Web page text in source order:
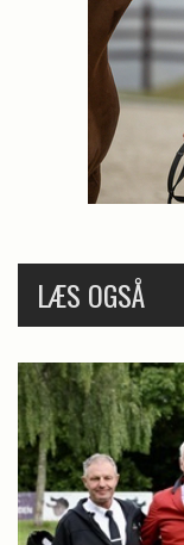
LÆS OGSÅ